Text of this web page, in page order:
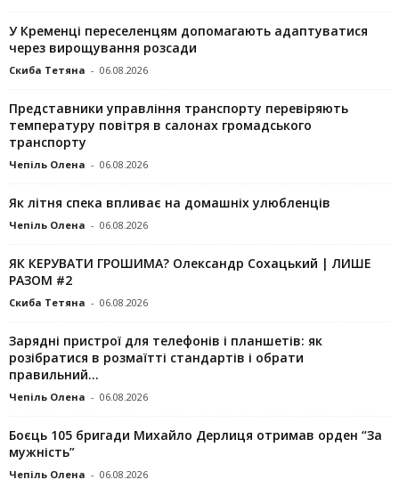
У Кременці переселенцям допомагають адаптуватися
через вирощування розсади
Скиба Тетяна - 06.08.2026
Представники управління транспорту перевіряють
температуру повітря в салонах громадського
транспорту
Чепіль Олена - 06.08.2026
Як літня спека впливає на домашніх улюбленців
Чепіль Олена - 06.08.2026
ЯК КЕРУВАТИ ГРОШИМА? Олександр Сохацький | ЛИШЕ
РАЗОМ #2
Скиба Тетяна - 06.08.2026
Зарядні пристрої для телефонів і планшетів: як
розібратися в розмаїтті стандартів і обрати
правильний...
Чепіль Олена - 06.08.2026
Боєць 105 бригади Михайло Дерлиця отримав орден “За
мужність”
Чепіль Олена - 06.08.2026